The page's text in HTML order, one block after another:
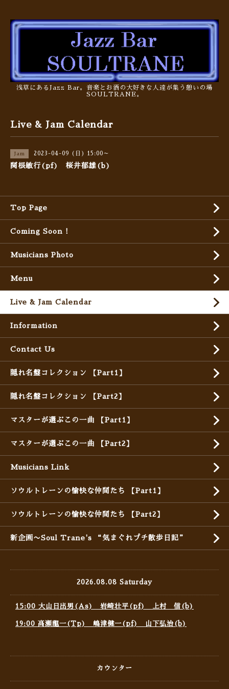
浅草にあるJazz Bar。音楽とお酒の大好きな人達が集う憩いの場
SOULTRANE。
Live & Jam Calendar
Jam 2023-04-09 (日) 15:00～
関根敏行(pf) 桜井郁雄(b)
Top Page
Coming Soon !
Musicians Photo
Menu
Live & Jam Calendar
Information
Contact Us
隠れ名盤コレクション 【Part1】
隠れ名盤コレクション 【Part2】
マスターが選ぶこの一曲 【Part1】
マスターが選ぶこの一曲 【Part2】
Musicians Link
ソウルトレーンの愉快な仲間たち 【Part1】
ソウルトレーンの愉快な仲間たち 【Part2】
新企画〜Soul Trane's “気まぐれプチ散歩日記”
2026.08.08 Saturday
15:00 大山日出男(As) 岩崎壮平(pf) 上村 信(b)
19:00 高瀬龍一(Tp) 嶋津健一(pf) 山下弘治(b)
カウンター